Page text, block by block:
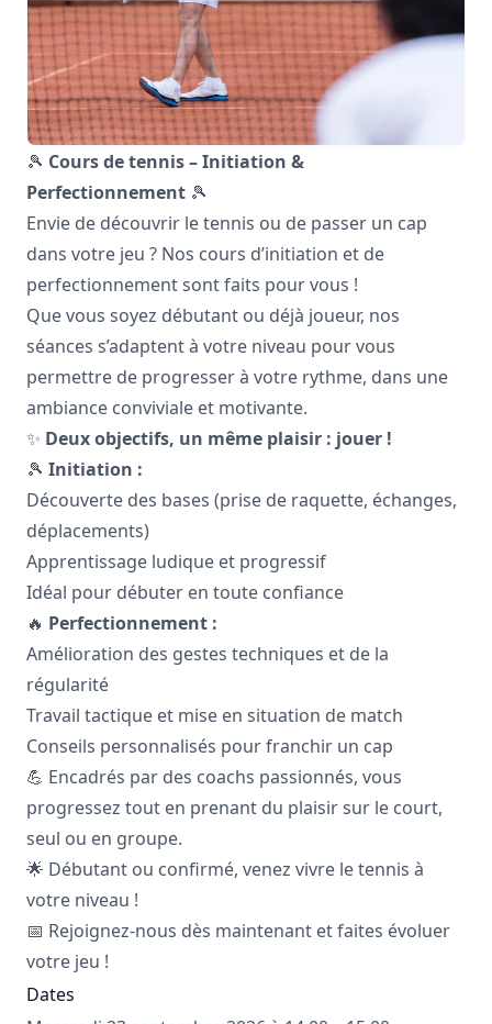
🎾 Cours de tennis – Initiation &
Perfectionnement 🎾
Envie de découvrir le tennis ou de passer un cap
dans votre jeu ? Nos cours d’initiation et de
perfectionnement sont faits pour vous !
Que vous soyez débutant ou déjà joueur, nos
séances s’adaptent à votre niveau pour vous
permettre de progresser à votre rythme, dans une
ambiance conviviale et motivante.
✨ Deux objectifs, un même plaisir : jouer !
🎾 Initiation :
Découverte des bases (prise de raquette, échanges,
déplacements)
Apprentissage ludique et progressif
Idéal pour débuter en toute confiance
🔥 Perfectionnement :
Amélioration des gestes techniques et de la
régularité
Travail tactique et mise en situation de match
Conseils personnalisés pour franchir un cap
💪 Encadrés par des coachs passionnés, vous
progressez tout en prenant du plaisir sur le court,
seul ou en groupe.
🌟 Débutant ou confirmé, venez vivre le tennis à
votre niveau !
📅 Rejoignez-nous dès maintenant et faites évoluer
votre jeu !
Dates